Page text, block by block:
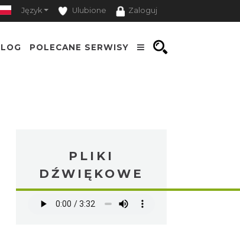
Język Ulubione Zaloguj
POLECANE SERWISY
PLIKI
DŹWIĘKOWE